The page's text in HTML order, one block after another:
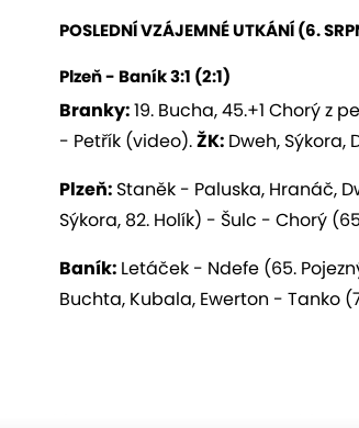
POSLEDNÍ VZÁJEMNÉ UTKÁNÍ (6.
Plzeň - Baník3:1 (2:1)
Branky:19. Bucha, 45.+1 Chorý z
- Petřík (video).ŽK: Dweh, Sýkora,
Plzeň: Staněk - Paluska, Hranáč,
Sýkora, 82. Holík) - Šulc - Chorý
Baník: Letáček - Ndefe (65.
Buchta, Kubala, Ewerton - Tanko